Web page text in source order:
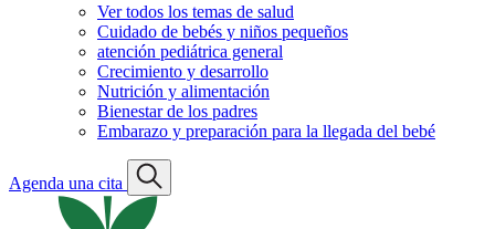
Ver todos los temas de salud
Cuidado de bebés y niños pequeños
atención pediátrica general
Crecimiento y desarrollo
Nutrición y alimentación
Bienestar de los padres
Embarazo y preparación para la llegada del bebé
Agenda una cita